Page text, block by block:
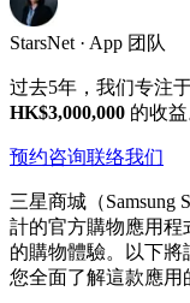
StarsNet · App 团队
过去5年，我们专注
HK$3,000,000 的收益
预约咨询联络我们
三星商城（Samsung
計的官方購物應用程
的購物體驗。以下
您全面了解這款應用